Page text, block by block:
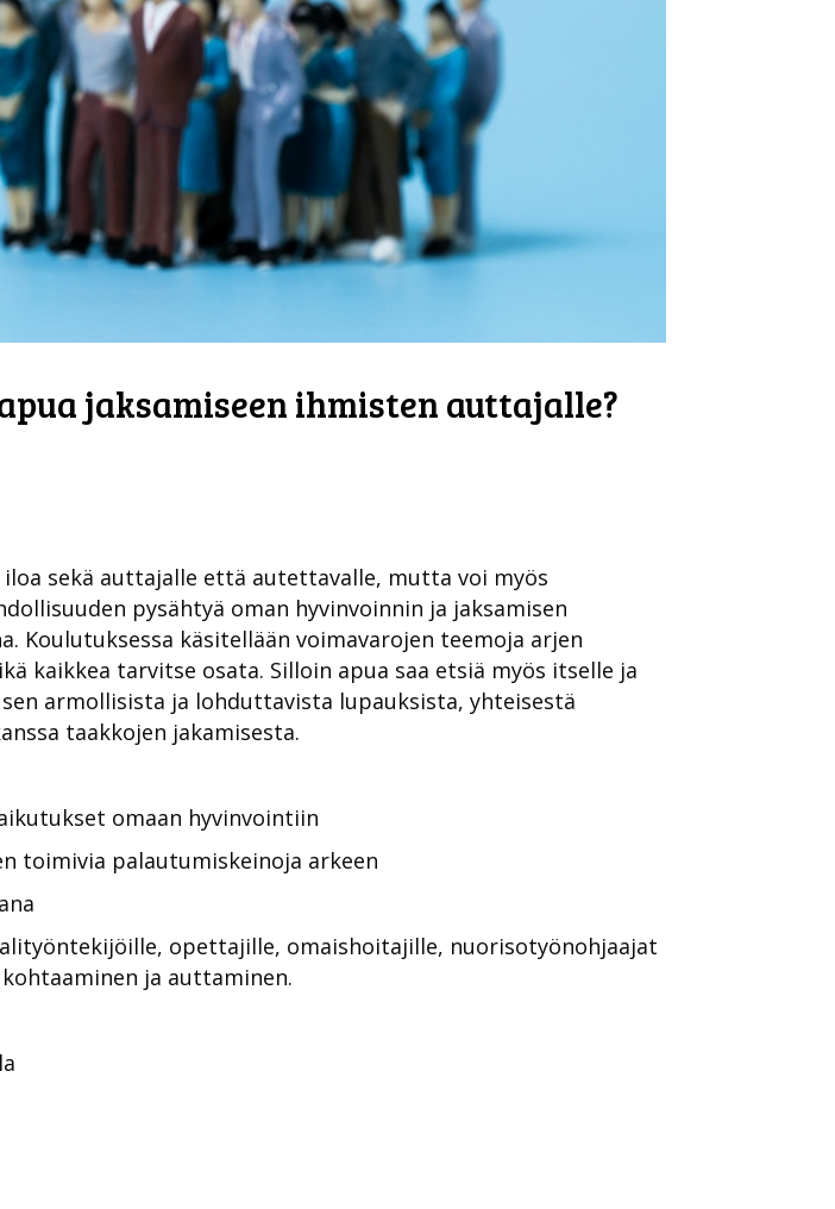
jaksamiseen ihmisten auttajalle?
sekä auttajalle että autettavalle, mutta voi myös
pysähtyä oman hyvinvoinnin ja jaksamisen
Koulutuksessa käsitellään voimavarojen teemoja arjen
kaikkea tarvitse osata. Silloin apua saa etsiä myös itselle ja
armollisista ja lohduttavista lupauksista, yhteisestä
taakkojen jakamisesta.
omaan hyvinvointiin
toimivia palautumiskeinoja arkeen
opettajille, omaishoitajille, nuorisotyönohjaajat
ja auttaminen.